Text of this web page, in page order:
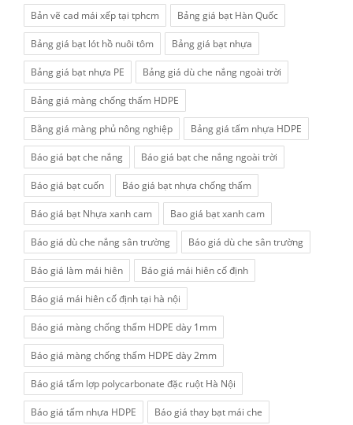
Bản vẽ cad mái xếp tại tphcm Bảng giá bạt Hàn Quốc
Bảng giá bạt lót hồ nuôi tôm Bảng giá bạt nhựa
Bảng giá bạt nhựa PE Bảng giá dù che nắng ngoài trời
Bảng giá màng chống thấm HDPE
Bằng giá màng phủ nông nghiệp Bảng giá tấm nhựa HDPE
Báo giá bạt che nắng Báo giá bạt che nắng ngoài trời
Báo giá bạt cuốn Báo giá bạt nhựa chống thấm
Báo giá bạt Nhựa xanh cam Bao giá bạt xanh cam
Báo giá dù che nắng sân trường Báo giá dù che sân trường
Báo giá làm mái hiên Báo giá mái hiên cố định
Báo giá mái hiên cố định tại hà nội
Báo giá màng chống thấm HDPE dày 1mm
Báo giá màng chống thấm HDPE dày 2mm
Báo giá tấm lợp polycarbonate đặc ruột Hà Nội
Báo giá tấm nhựa HDPE Báo giá thay bạt mái che